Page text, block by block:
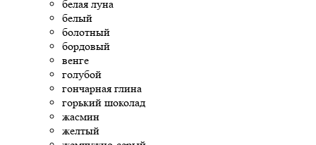
белая луна
белый
болотный
бордовый
венге
голубой
гончарная глина
горький шоколад
жасмин
желтый